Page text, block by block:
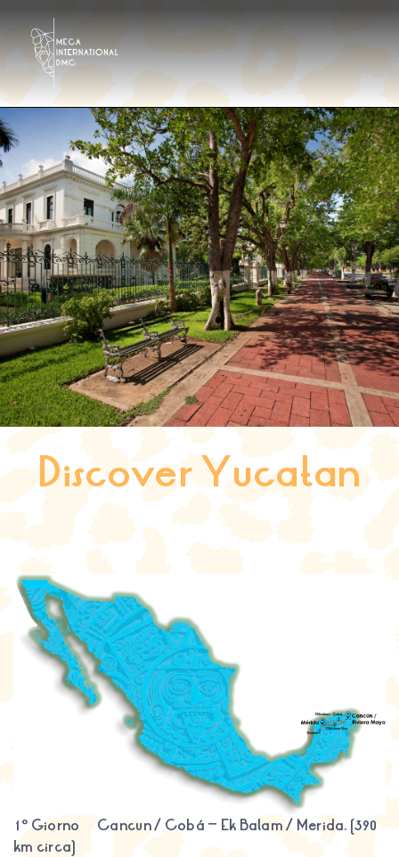
Destinazioni
Tour Operator
Hotels & Resorts Ita
Galleria
Contattaci
Chi siamo?
It
Discover Yucatan
1º Giorno Cancun / Cobá – Ek Balam / Merida. (390
km circa)